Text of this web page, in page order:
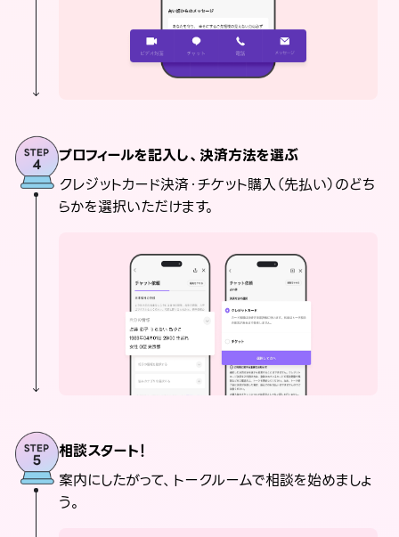
プロフィールを記入し、決済方法を選ぶ
クレジットカード決済・チケット購入（先払い）のどち
らかを選択いただけます。
相談スタート！
案内にしたがって、トークルームで相談を始めましょ
う。